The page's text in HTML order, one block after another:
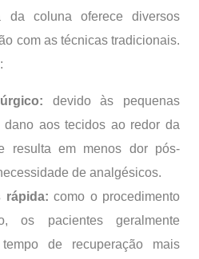
da coluna oferece diversos
com as técnicas tradicionais.
devido às pequenas
dano aos tecidos ao redor da
resulta em menos dor pós-
de analgésicos.
rápida: como o procedimento
os pacientes geralmente
de recuperação mais